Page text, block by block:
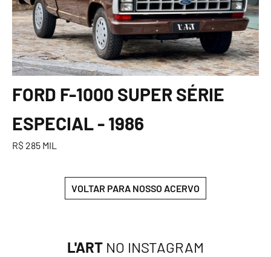
FORD F-1000 SUPER SÉRIE
ESPECIAL - 1986
R$ 285 MIL
VOLTAR PARA NOSSO ACERVO
L'ART NO INSTAGRAM